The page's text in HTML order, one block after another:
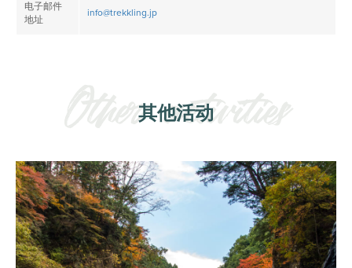
电子邮件
地址
info@trekkling.jp
其他活动